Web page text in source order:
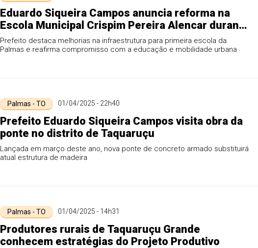
Eduardo Siqueira Campos anuncia reforma na
Escola Municipal Crispim Pereira Alencar durante
celebração de aniversário da unidade
Prefeito destaca melhorias na infraestrutura para primeira escola da
Palmas e reafirma compromisso com a educação e mobilidade urbana
Palmas - TO 01/04/2025 - 22h40
Prefeito Eduardo Siqueira Campos visita obra da
ponte no distrito de Taquaruçu
Lançada em março deste ano, nova ponte de concreto armado substituirá
atual estrutura de madeira
Palmas - TO 01/04/2025 - 14h31
Produtores rurais de Taquaruçu Grande
conhecem estratégias do Projeto Produtivo